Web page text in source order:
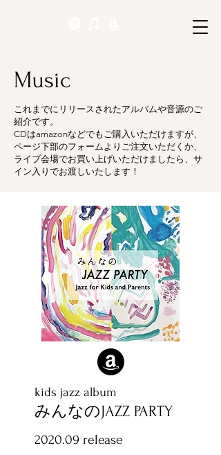
Music
これまでにリリースされたアルバムや音源のご
紹介です。
CDはamazonなどでもご購入いただけますが、
ページ下部のフォームよりご注文いただくか、
ライブ会場でお買い上げいただけましたら、サ
イン入りでお渡しいたします！
kids jazz album
みんなのJAZZ PARTY
2020.09 release